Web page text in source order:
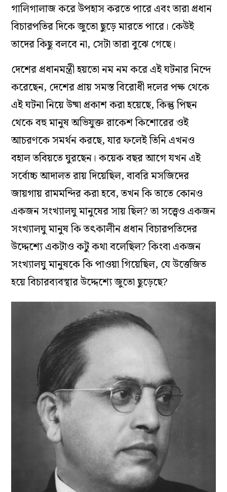
গালিগালাজ করে উপহাস করতে পারে এবং তারা প্রধান
বিচারপতির দিকে জুতো ছুড়ে মারতে পারে। কেউই
তাদের কিছু বলবে না, সেটা তারা বুঝে গেছে।
দেশের প্রধানমন্ত্রী হয়তো নম নম করে এই ঘটনার নিন্দে
করেছেন, দেশের প্রায় সমস্ত বিরোধী দলের পক্ষ থেকে
এই ঘটনা নিয়ে উষ্মা প্রকাশ করা হয়েছে, কিন্তু পিছন
থেকে বহু মানুষ অভিযুক্ত রাকেশ কিশোরের ওই
আচরণকে সমর্থন করছে, যার ফলেই তিনি এখনও
বহাল তবিয়তে ঘুরছেন। কয়েক বছর আগে যখন এই
সর্বোচ্চ আদালত রায় দিয়েছিল, বাবরি মসজিদের
জায়গায় রামমন্দির করা হবে, তখন কি তাতে কোনও
একজন সংখ্যালঘু মানুষের সায় ছিল? তা সত্ত্বেও একজন
সংখ্যালঘু মানুষ কি তৎকালীন প্রধান বিচারপতিদের
উদ্দেশ্যে একটাও কটু কথা বলেছিল? কিংবা একজন
সংখ্যালঘু মানুষকে কি পাওয়া গিয়েছিল, যে উত্তেজিত
হয়ে বিচারব্যবস্থার উদ্দেশ্যে জুতো ছুড়েছে?